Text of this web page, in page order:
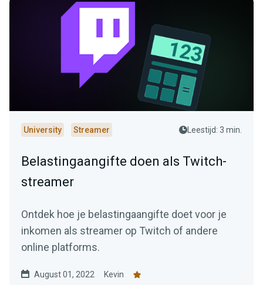
University Streamer Leestijd: 3 min.
Belastingaangifte doen als Twitch-
streamer
Ontdek hoe je belastingaangifte doet voor je
inkomen als streamer op Twitch of andere
online platforms.
August 01, 2022 Kevin